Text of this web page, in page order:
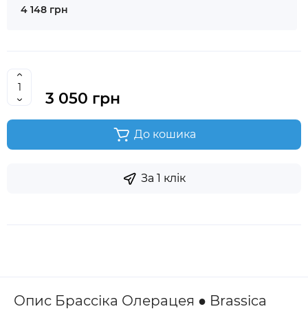
4 148 грн
3 050 грн
До кошика
За 1 клік
Опис Брассіка Олерацея ● Brassica